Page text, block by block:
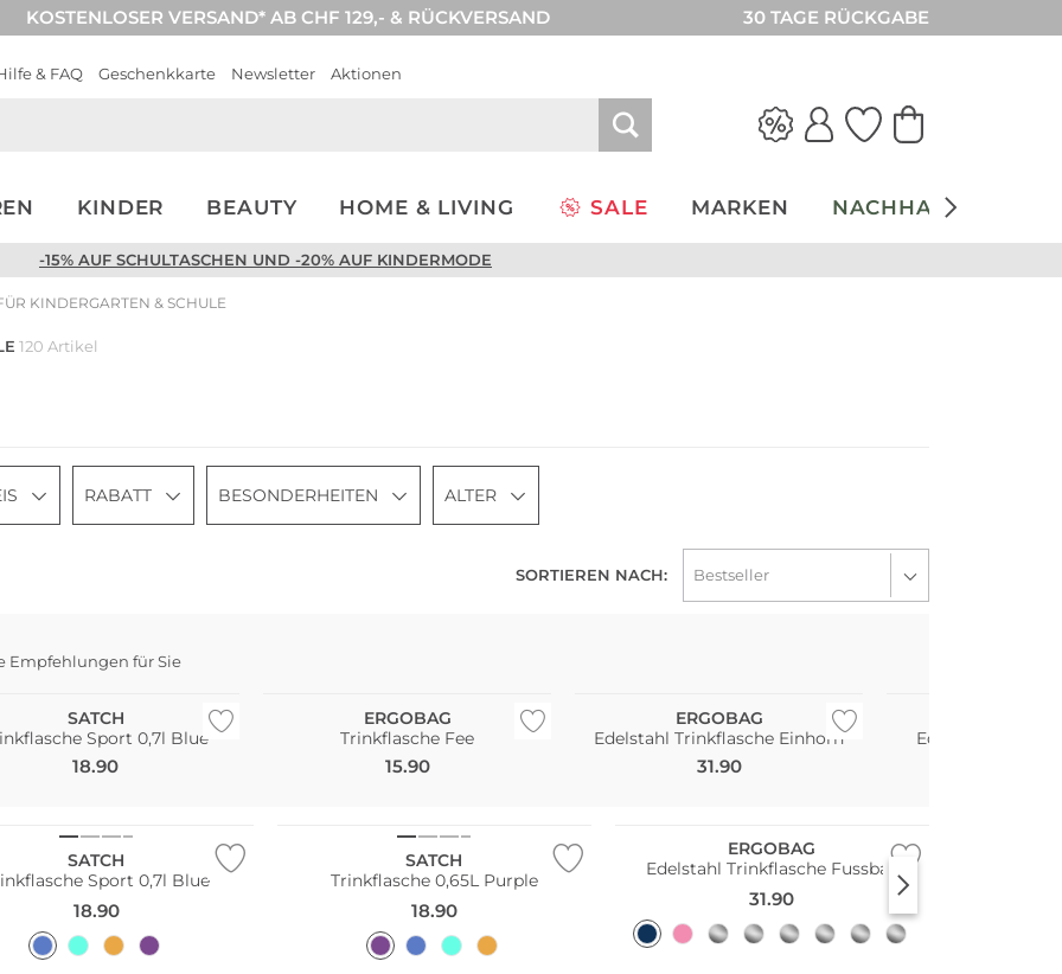
KOSTENLOSER VERSAND* AB CHF 129,- & RÜCKVERSAND 30 TAGE RÜCKGABE
& FAQ Geschenkkarte Newsletter Aktionen
KINDER BEAUTY HOME & LIVING SALE MARKEN NACHHALTIGKEIT
-15% AUF SCHULTASCHEN UND -20% AUF KINDERMODE
KINDERGARTEN & SCHULE
120 Artikel
RABATT BESONDERHEITEN ALTER
SORTIEREN NACH:
Empfehlungen für Sie
SATCH
Sport 0,7l Blue
18.90
ERGOBAG
Trinkflasche Fee
15.90
ERGOBAG
Edelstahl Trinkflasche Einhorn
31.90
Edelstahl
SATCH
Sport 0,7l Blue
18.90
SATCH
Trinkflasche 0,65L Purple
18.90
ERGOBAG
Edelstahl Trinkflasche Fussball
31.90